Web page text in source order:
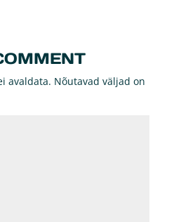
avaldata. Nõutavad väljad on